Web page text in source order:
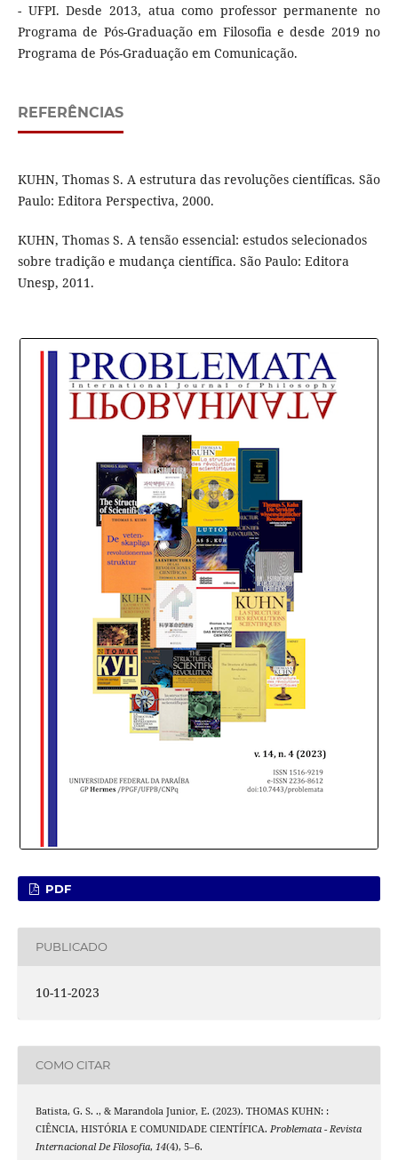
- UFPI. Desde 2013, atua como professor permanente no
Programa de Pós-Graduação em Filosofia e desde 2019 no
Programa de Pós-Graduação em Comunicação.
REFERÊNCIAS
KUHN, Thomas S. A estrutura das revoluções científicas. São
Paulo: Editora Perspectiva, 2000.
KUHN, Thomas S. A tensão essencial: estudos selecionados
sobre tradição e mudança científica. São Paulo: Editora
Unesp, 2011.
PDF
PUBLICADO
10-11-2023
COMO CITAR
Batista, G. S. ., & Marandola Junior, E. (2023). THOMAS KUHN: :
CIÊNCIA, HISTÓRIA E COMUNIDADE CIENTÍFICA. Problemata - Revista
Internacional De Filosofia, 14(4), 5–6.